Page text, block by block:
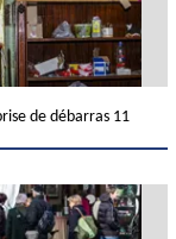
de débarras 11